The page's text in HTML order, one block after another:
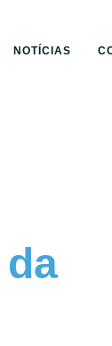
NOTÍCIAS